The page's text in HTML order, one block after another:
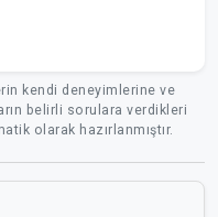
kendi deneyimlerine ve
belirli sorulara verdikleri
olarak hazırlanmıştır.